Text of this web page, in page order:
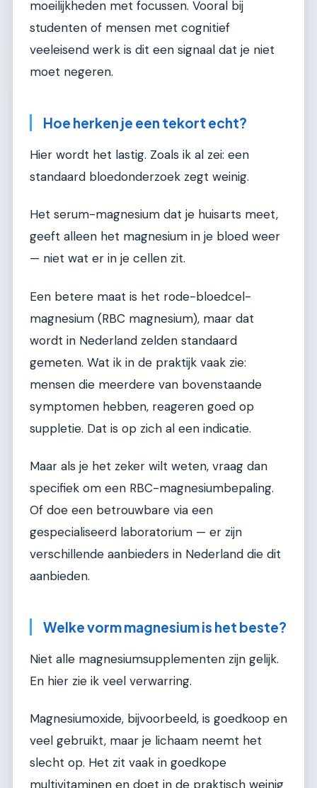
moeilijkheden met focussen. Vooral bij
studenten of mensen met cognitief
veeleisend werk is dit een signaal dat je niet
moet negeren.
Hoe herken je een tekort echt?
Hier wordt het lastig. Zoals ik al zei: een
standaard bloedonderzoek zegt weinig.
Het serum-magnesium dat je huisarts meet,
geeft alleen het magnesium in je bloed weer
— niet wat er in je cellen zit.
Een betere maat is het rode-bloedcel-
magnesium (RBC magnesium), maar dat
wordt in Nederland zelden standaard
gemeten. Wat ik in de praktijk vaak zie:
mensen die meerdere van bovenstaande
symptomen hebben, reageren goed op
suppletie. Dat is op zich al een indicatie.
Maar als je het zeker wilt weten, vraag dan
specifiek om een RBC-magnesiumbepaling.
Of doe een betrouwbare via een
gespecialiseerd laboratorium — er zijn
verschillende aanbieders in Nederland die dit
aanbieden.
Welke vorm magnesium is het beste?
Niet alle magnesiumsupplementen zijn gelijk.
En hier zie ik veel verwarring.
Magnesiumoxide, bijvoorbeeld, is goedkoop en
veel gebruikt, maar je lichaam neemt het
slecht op. Het zit vaak in goedkope
multivitaminen en doet in de praktisch weinig